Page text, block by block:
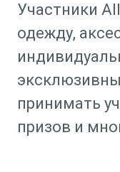
Участники
одежду,
принимать
призов и